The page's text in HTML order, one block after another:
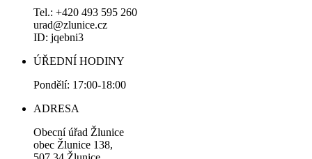
Tel.: +420 493 595 260
urad@zlunice.cz
ID: jqebni3
ÚŘEDNÍ HODINY
Pondělí: 17:00-18:00
ADRESA
Obecní úřad Žlunice
obec Žlunice 138,